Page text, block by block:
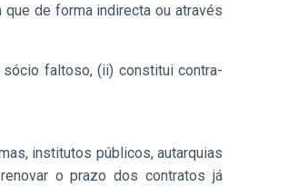
de forma indirecta ou através
faltoso, (ii) constitui contra-
institutos públicos, autarquias
o prazo dos contratos já